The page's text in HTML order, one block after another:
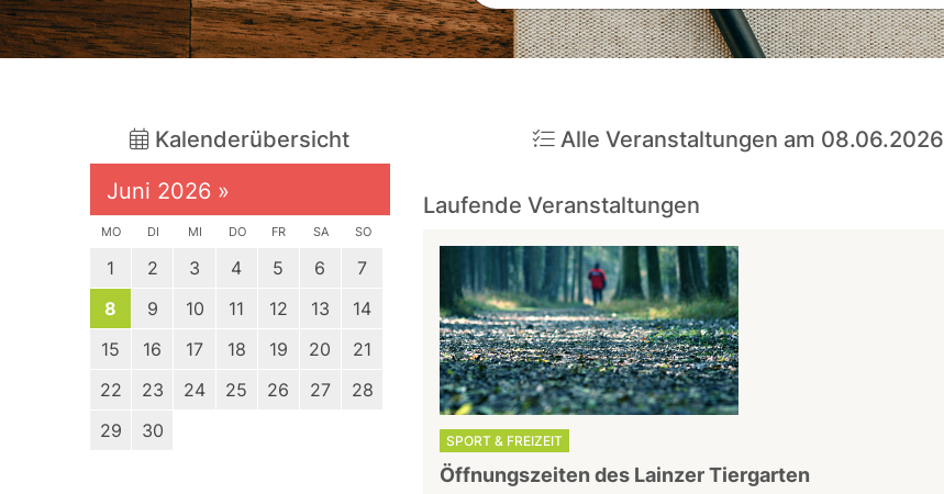
Kalenderübersicht Alle Veranstaltungen am 08.06.2026
Juni 2026 »
MO DI MI DO FR SA SO
1 2 3 4 5 6
7
8
9 10 11 12 13
14
15
16 17 18 19 20
21
22
23 24 25 26 27
28
29
30
Laufende Veranstaltungen
SPORT & FREIZEIT
Öffnungszeiten des Lainzer Tiergarten